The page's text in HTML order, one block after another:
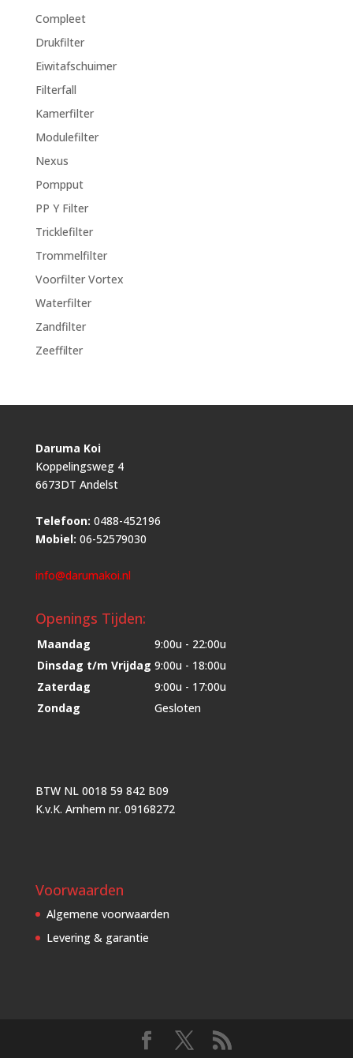
Compleet
Drukfilter
Eiwitafschuimer
Filterfall
Kamerfilter
Modulefilter
Nexus
Pompput
PP Y Filter
Tricklefilter
Trommelfilter
Voorfilter Vortex
Waterfilter
Zandfilter
Zeeffilter
Daruma Koi
Koppelingsweg 4
6673DT Andelst
Telefoon: 0488-452196
Mobiel: 06-52579030
info@darumakoi.nl
Openings Tijden:
Maandag
9:00u - 22:00u
Dinsdag t/m Vrijdag 9:00u - 18:00u
Zaterdag
9:00u - 17:00u
Zondag
Gesloten
BTW NL 0018 59 842 B09
K.v.K. Arnhem nr. 09168272
Voorwaarden
Algemene voorwaarden
Levering & garantie